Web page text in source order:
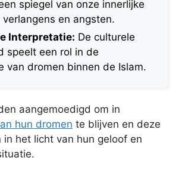
spiegel van onze innerlijke
en angsten.
Interpretatie: De culturele
speelt een rol in de
van dromen binnen de Islam.
aangemoedigd om in
hun dromen te blijven en deze
in het licht van hun geloof en